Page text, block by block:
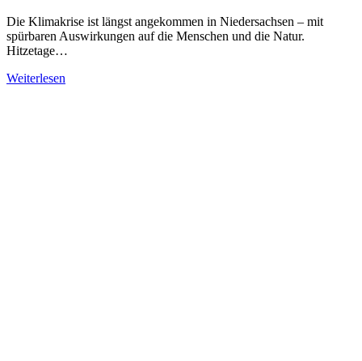
Die Klimakrise ist längst angekommen in Niedersachsen – mit
spürbaren Auswirkungen auf die Menschen und die Natur.
Hitzetage…
Weiterlesen